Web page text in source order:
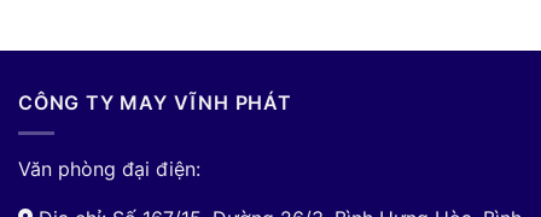
CÔNG TY MAY VĨNH PHÁT
Văn phòng đại điện: